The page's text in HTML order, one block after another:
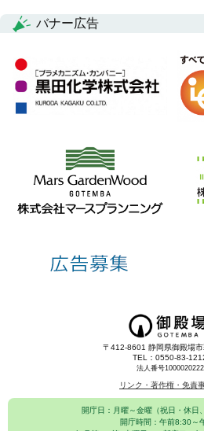
バナー広告
〒412-8601 静岡県御殿場
TEL：0550-83-
法人番号
リンク・著作権・免責
開庁日：月曜～金曜（祝日・休日
開庁時間：午前8:30～